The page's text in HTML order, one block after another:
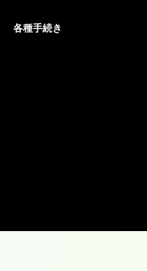
各種手続き